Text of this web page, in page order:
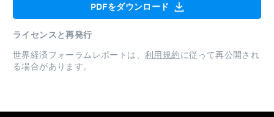
PDFをダウンロード
ライセンスと再発行
世界経済フォーラムレポートは、 利用規約に従って再公開され
る場合があります。